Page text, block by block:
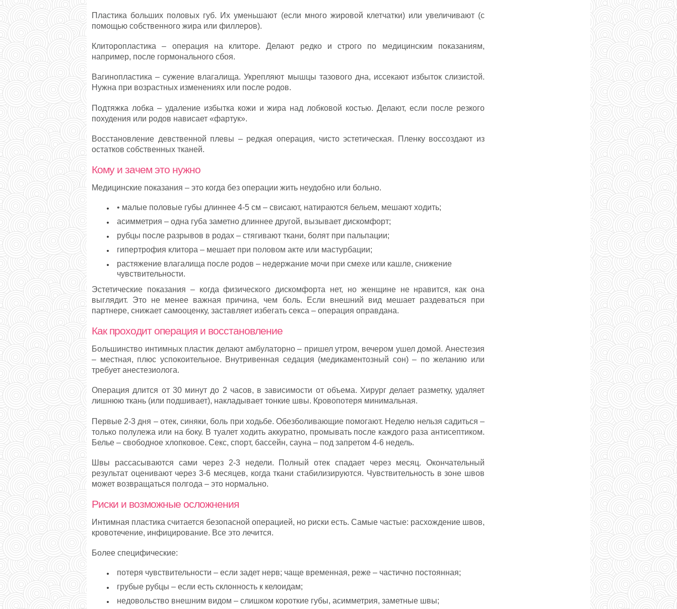
Пластика больших половых губ. Их уменьшают (если много жировой клетчатки) или увеличивают (с
помощью собственного жира или филлеров).
Клиторопластика – операция на клиторе. Делают редко и строго по медицинским показаниям,
например, после гормонального сбоя.
Вагинопластика – сужение влагалища. Укрепляют мышцы тазового дна, иссекают избыток слизистой.
Нужна при возрастных изменениях или после родов.
Подтяжка лобка – удаление избытка кожи и жира над лобковой костью. Делают, если после резкого
похудения или родов нависает «фартук».
Восстановление девственной плевы – редкая операция, чисто эстетическая. Пленку воссоздают из
остатков собственных тканей.
Кому и зачем это нужно
Медицинские показания – это когда без операции жить неудобно или больно.
• малые половые губы длиннее 4-5 см – свисают, натираются бельем, мешают ходить;
асимметрия – одна губа заметно длиннее другой, вызывает дискомфорт;
рубцы после разрывов в родах – стягивают ткани, болят при пальпации;
гипертрофия клитора – мешает при половом акте или мастурбации;
растяжение влагалища после родов – недержание мочи при смехе или кашле, снижение
чувствительности.
Эстетические показания – когда физического дискомфорта нет, но женщине не нравится, как она
выглядит. Это не менее важная причина, чем боль. Если внешний вид мешает раздеваться при
партнере, снижает самооценку, заставляет избегать секса – операция оправдана.
Как проходит операция и восстановление
Большинство интимных пластик делают амбулаторно – пришел утром, вечером ушел домой. Анестезия
– местная, плюс успокоительное. Внутривенная седация (медикаментозный сон) – по желанию или
требует анестезиолога.
Операция длится от 30 минут до 2 часов, в зависимости от объема. Хирург делает разметку, удаляет
лишнюю ткань (или подшивает), накладывает тонкие швы. Кровопотеря минимальная.
Первые 2-3 дня – отек, синяки, боль при ходьбе. Обезболивающие помогают. Неделю нельзя садиться –
только полулежа или на боку. В туалет ходить аккуратно, промывать после каждого раза антисептиком.
Белье – свободное хлопковое. Секс, спорт, бассейн, сауна – под запретом 4-6 недель.
Швы рассасываются сами через 2-3 недели. Полный отек спадает через месяц. Окончательный
результат оценивают через 3-6 месяцев, когда ткани стабилизируются. Чувствительность в зоне швов
может возвращаться полгода – это нормально.
Риски и возможные осложнения
Интимная пластика считается безопасной операцией, но риски есть. Самые частые: расхождение швов,
кровотечение, инфицирование. Все это лечится.
Более специфические:
потеря чувствительности – если задет нерв; чаще временная, реже – частично постоянная;
грубые рубцы – если есть склонность к келоидам;
недовольство внешним видом – слишком короткие губы, асимметрия, заметные швы;